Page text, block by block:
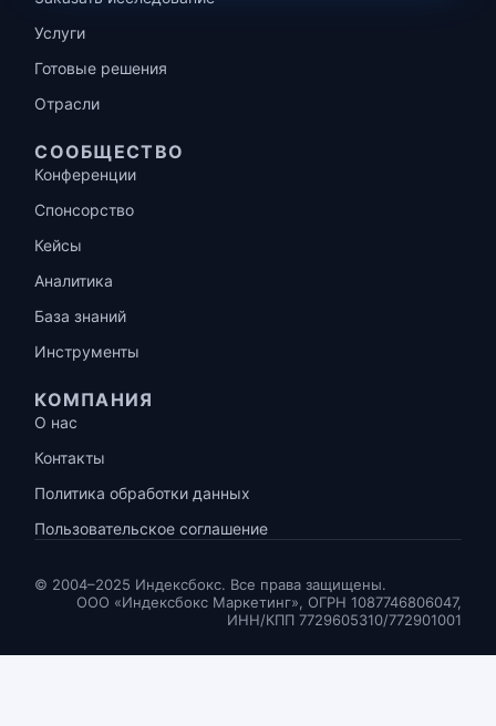
Услуги
Готовые решения
Отрасли
СООБЩЕСТВО
Конференции
Спонсорство
Кейсы
Аналитика
База знаний
Инструменты
КОМПАНИЯ
О нас
Контакты
Политика обработки данных
Пользовательское соглашение
© 2004–2025 Индексбокс. Все права защищены.
ООО «Индексбокс Маркетинг», ОГРН 1087746806047,
ИНН/КПП 7729605310/772901001